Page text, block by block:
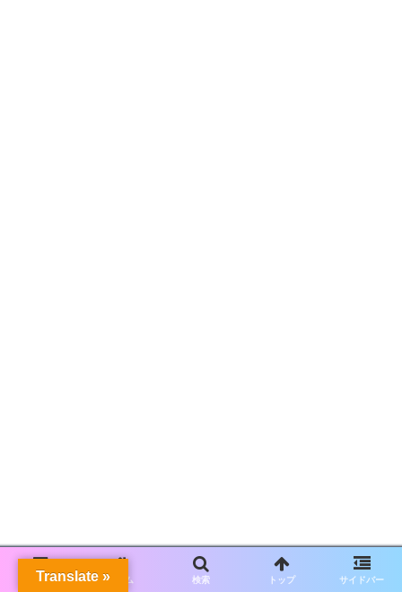
メニュー ホーム 検索 トップ サイドバー
Translate »